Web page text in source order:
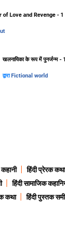
of Love and Revenge - 1
खलनायिका के रूप में पुनर्जन्म - 1
द्वारा Fictional world
हिंदी प्रेरक कथा
हिंदी सामाजिक
कथा हिंदी पुस्तक